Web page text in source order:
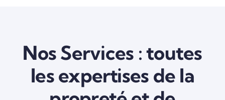
Nos Services : toutes
les expertises de la